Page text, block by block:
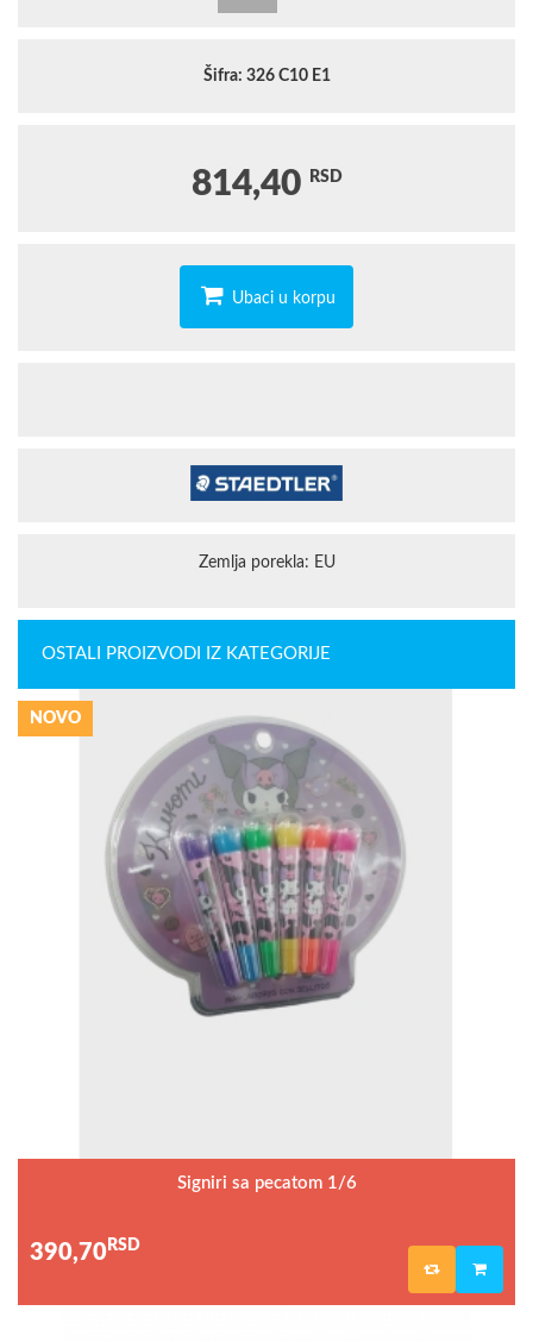
Šifra: 326 C10 E1
814,40 RSD
Ubaci u korpu
Zemlja porekla: EU
OSTALI PROIZVODI IZ KATEGORIJE
NOVO
Signiri sa pecatom 1/6
390,70 RSD